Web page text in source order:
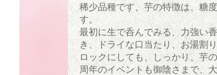
稀少品種です、芋の特徴は、糖
す。
最初に生で呑んでみる、力強い
き、ドライな口当たり、お湯割
ロックにしても、しっかり、芋
周年のイベントも御陰さまで、